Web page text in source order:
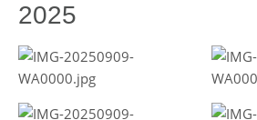
2025